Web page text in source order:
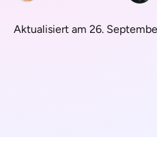
Aktualisiert am 26.